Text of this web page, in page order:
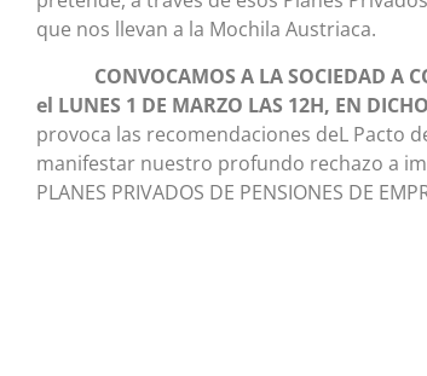
que nos llevan a la Mochila Austriaca.
CONVOCAMOS A LA SOCIEDAD
el LUNES 1 DE MARZO LAS 12H, EN
provoca las recomendaciones deL Pacto
manifestar nuestro profundo rechazo a
PLANES PRIVADOS DE PENSIONES DE